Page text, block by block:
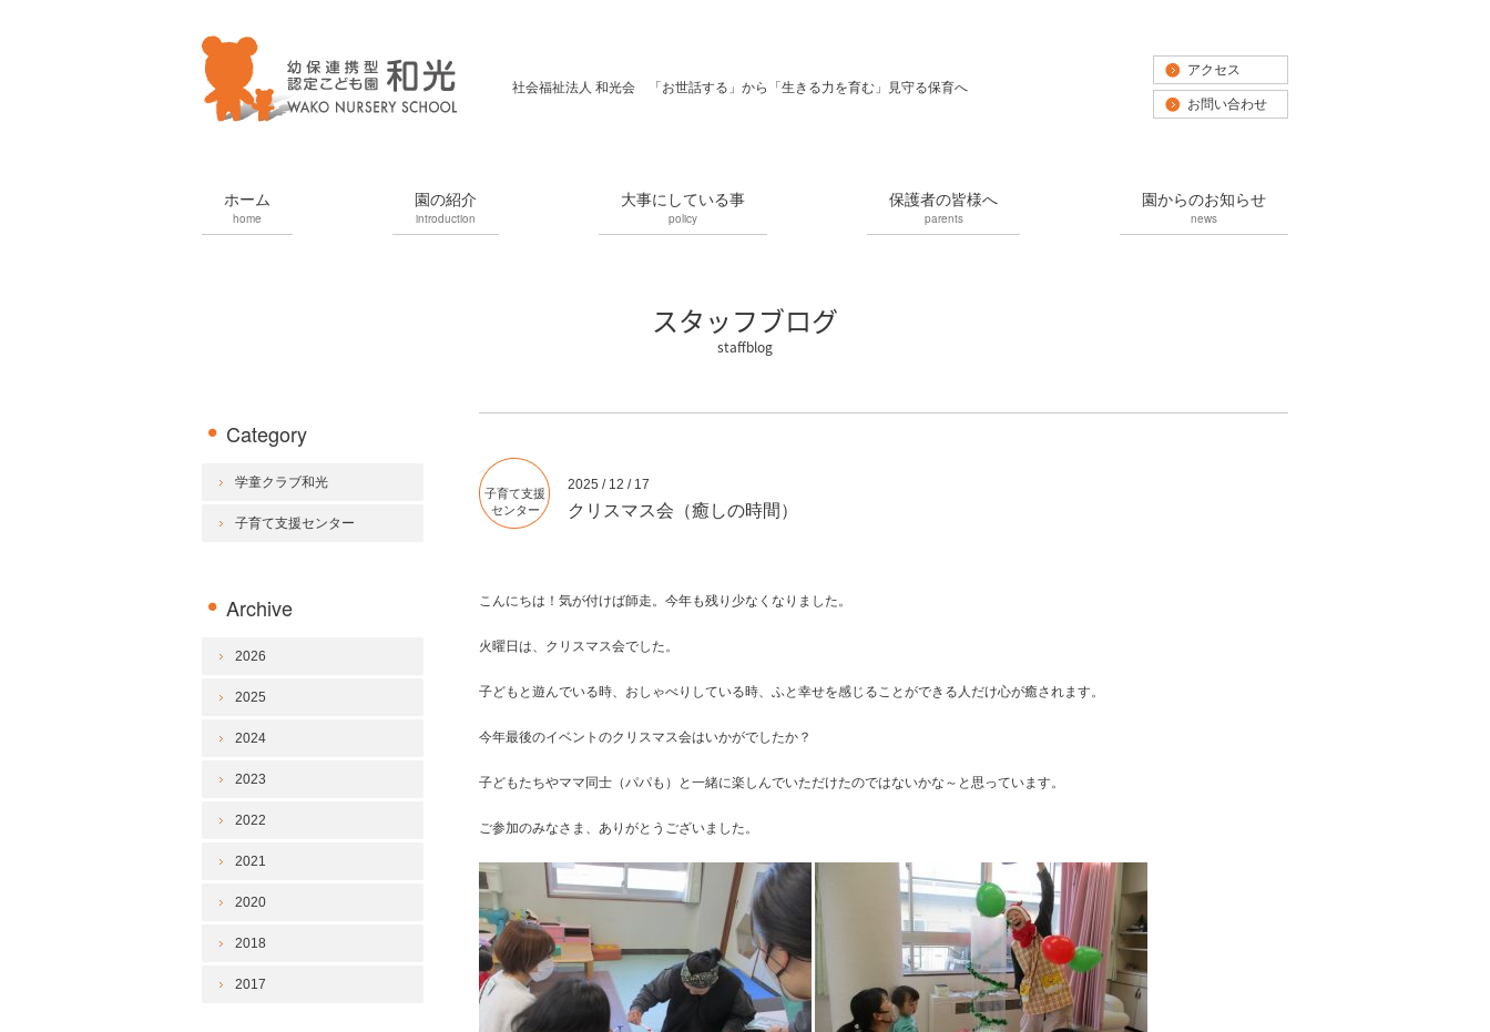
社会福祉法人 和光会 「お世話する」から「生きる力を育む」見守る保育へ
アクセス
お問い合わせ
ホーム
home
園の紹介
introduction
大事にしている事
policy
保護者の皆様へ
parents
園からのお知らせ
news
スタッフブログ
子育て支援
センター
2025 / 12 / 17
クリスマス会（癒しの時間）
こんにちは！気が付けば師走。今年も残り少なくなりました。
火曜日は、クリスマス会でした。
子どもと遊んでいる時、おしゃべりしている時、ふと幸せを感じることができる人だけ心が癒されます。
今年最後のイベントのクリスマス会はいかがでしたか？
子どもたちやママ同士（パパも）と一緒に楽しんでいただけたのではないかな～と思っています。
ご参加のみなさま、ありがとうございました。
Category
学童クラブ和光
子育て支援センター
Archive
2026
2025
2024
2023
2022
2021
2020
2018
2017